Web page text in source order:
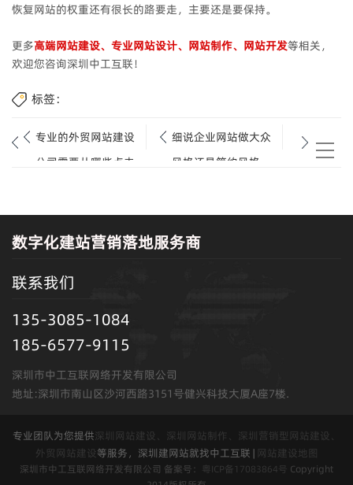
恢复网站的权重还有很长的路要走，主要还是要保持。
更多高端网站建设、专业网站设计、网站制作、网站开发等相关，
欢迎您咨询深圳中工互联！
标签：
专业的外贸网站建设
公司需要从哪些点去
细说企业网站做大众
风格还是简约风格.
数字化建站营销落地服务商
联系我们
135-3085-1084
185-6577-9115
深圳市中工互联网络开发有限公司
地址:深圳市南山区沙河西路3151号健兴科技大厦A座7楼.
专业团队为您提供深圳网站建设、深圳网站制作、深圳营销型网站建设、
外贸网站建设等服务，深圳建网站就找中工互联 | 网站建设地图
深圳市中工互联网络开发有限公司 备案号： 粤ICP备17083864号 Copyright